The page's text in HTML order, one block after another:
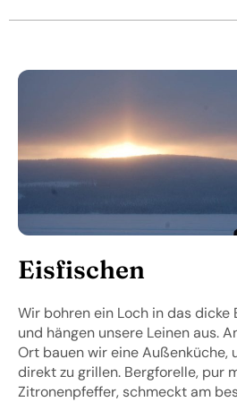
Eisfischen
Wir bohren ein Loch in das dicke
und hängen unsere Leinen aus.
Ort bauen wir eine Außenküche,
direkt zu grillen. Bergforelle, pur
Zitronenpfeffer, schmeckt am